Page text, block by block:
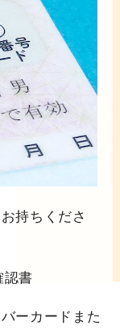
持ちくださ
認書
ーカードまた